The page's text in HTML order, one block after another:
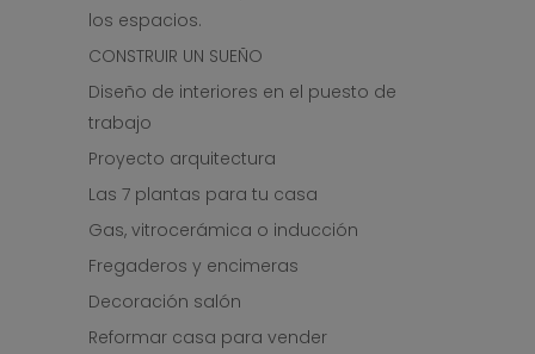
los espacios.
CONSTRUIR UN SUEÑO
Diseño de interiores en el puesto de
trabajo
Proyecto arquitectura
Las 7 plantas para tu casa
Gas, vitrocerámica o inducción
Fregaderos y encimeras
Decoración salón
Reformar casa para vender